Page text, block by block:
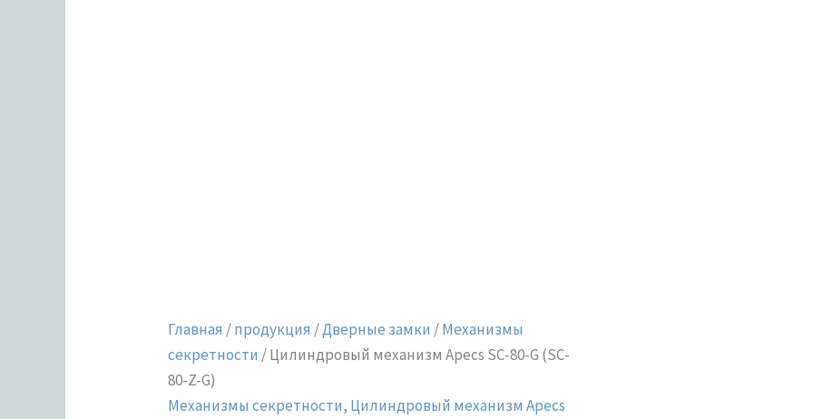
Главная /продукция /Дверные замки /Механизмы
секретности / Цилиндровый механизм Apecs SC-80-G (SC-
80-Z-G)
Механизмы секретности, Цилиндровый механизм Apecs